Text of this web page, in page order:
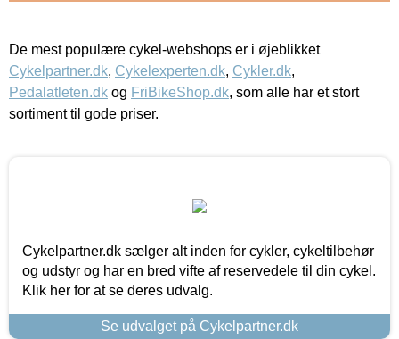
De mest populære cykel-webshops er i øjeblikket
Cykelpartner.dk, Cykelexperten.dk, Cykler.dk,
Pedalatleten.dk og FriBikeShop.dk, som alle har et stort
sortiment til gode priser.
Cykelpartner.dk sælger alt inden for cykler, cykeltilbehør
og udstyr og har en bred vifte af reservedele til din cykel.
Klik her for at se deres udvalg.
Se udvalget på Cykelpartner.dk